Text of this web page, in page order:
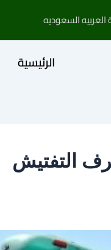
السعوديه
الرئيسية
التفتيش